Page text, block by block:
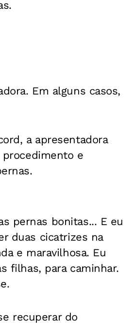
Em alguns casos,
a apresentadora
e
pernas bonitas... E eu
duas cicatrizes na
e maravilhosa. Eu
filhas, para caminhar.
recuperar do